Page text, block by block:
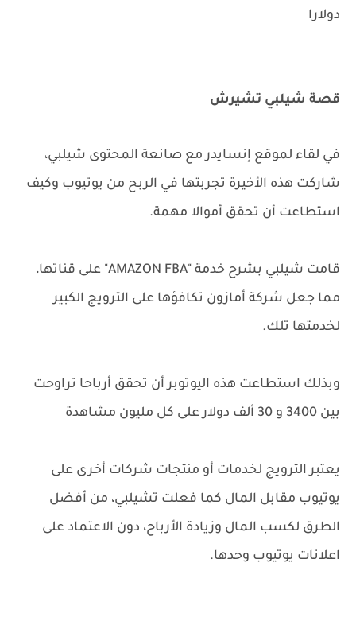
دولارا
قصة شيلبي تشيرش
في لقاء لموقع إنسايدر مع صانعة المحتوى شيلبي،
شاركت هذه الأخيرة تجربتها في الربح من يوتيوب وكيف
استطاعت أن تحقق أموالا مهمة.
قامت شيلبي بشرح خدمة "AMAZON FBA" على قناتها،
مما جعل شركة أمازون تكافؤها على الترويج الكبير
لخدمتها تلك.
وبذلك استطاعت هذه اليوتوبر أن تحقق أرباحا تراوحت
بين 3400 و 30 ألف دولار على كل مليون مشاهدة
يعتبر الترويج لخدمات أو منتجات شركات أخرى على
يوتيوب مقابل المال كما فعلت تشيلبي، من أفضل
الطرق لكسب المال وزيادة الأرباح، دون الاعتماد على
اعلانات يوتيوب وحدها.